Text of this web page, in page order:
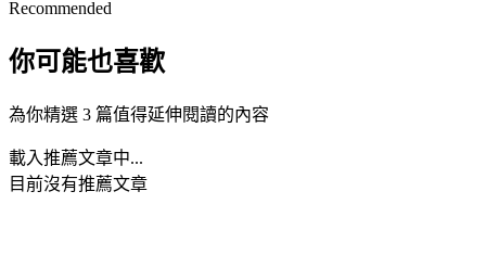
Recommended
你可能也喜歡
為你精選 3 篇值得延伸閱讀的內容
載入推薦文章中...
目前沒有推薦文章